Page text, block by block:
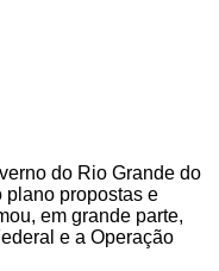
do Rio Grande do
plano propostas e
em grande parte,
e a Operação